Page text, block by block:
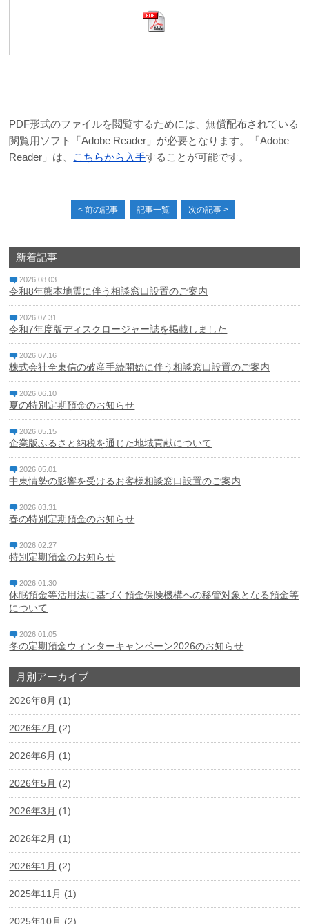
PDF形式のファイルを閲覧するためには、無償配布されている
閲覧用ソフト「Adobe Reader」が必要となります。「Adobe
Reader」は、 こちらから入手することが可能です。
< 前の記事 記事一覧 次の記事 >
新着記事
2026.08.03
令和8年熊本地震に伴う相談窓口設置のご案内
2026.07.31
令和7年度版ディスクロージャー誌を掲載しました
2026.07.16
株式会社全東信の破産手続開始に伴う相談窓口設置のご案内
2026.06.10
夏の特別定期預金のお知らせ
2026.05.15
企業版ふるさと納税を通じた地域貢献について
2026.05.01
中東情勢の影響を受けるお客様相談窓口設置のご案内
2026.03.31
春の特別定期預金のお知らせ
2026.02.27
特別定期預金のお知らせ
2026.01.30
休眠預金等活用法に基づく預金保険機構への移管対象となる預金等
について
2026.01.05
冬の定期預金ウィンターキャンペーン2026のお知らせ
月別アーカイブ
2026年8月 (1)
2026年7月 (2)
2026年6月 (1)
2026年5月 (2)
2026年3月 (1)
2026年2月 (1)
2026年1月 (2)
2025年11月 (1)
2025年10月 (2)